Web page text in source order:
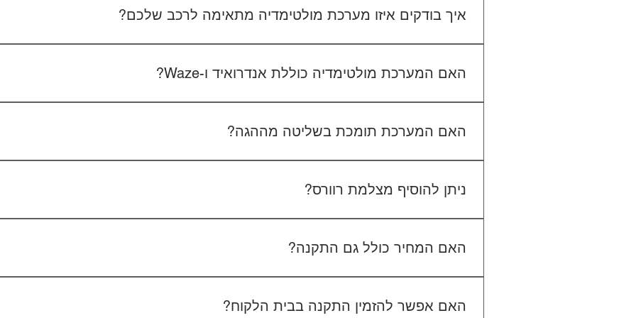
איך בודקים איזו מערכת מולטימדיה מתאימה לרכב שלכם?
האם המערכת מולטימדיה כוללת אנדרואיד ו-Waze?
האם המערכת תומכת בשליטה מההגה?
ניתן להוסיף מצלמת רוורס?
האם המחיר כולל גם התקנה?
האם אפשר להזמין התקנה בבית הלקוח?